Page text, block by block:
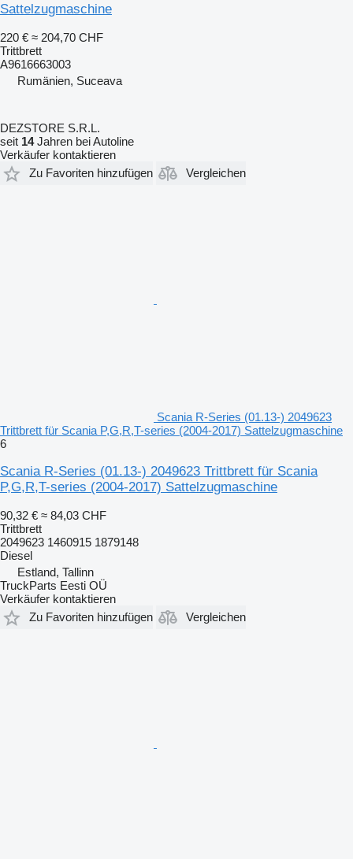
Sattelzugmaschine
220 € ≈ 204,70 CHF
Trittbrett
A9616663003
Rumänien, Suceava
DEZSTORE S.R.L.
seit 14Jahren bei Autoline
Verkäufer kontaktieren
Zu Favoriten hinzufügen
Vergleichen
Scania R-Series (01.13-) 2049623
Trittbrett für Scania P,G,R,T-series (2004-2017) Sattelzugmaschine
6
Scania R-Series (01.13-) 2049623 Trittbrett für Scania
P,G,R,T-series (2004-2017) Sattelzugmaschine
90,32 € ≈ 84,03 CHF
Trittbrett
2049623 1460915 1879148
Diesel
Estland, Tallinn
TruckParts Eesti OÜ
Verkäufer kontaktieren
Zu Favoriten hinzufügen
Vergleichen